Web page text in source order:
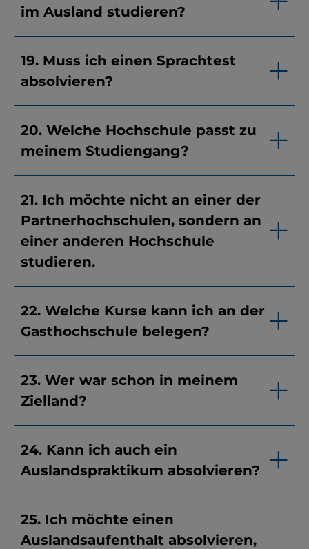
im Ausland studieren?
19. Muss ich einen Sprachtest
absolvieren?
20. Welche Hochschule passt zu
meinem Studiengang?
21. Ich möchte nicht an einer der
Partnerhochschulen, sondern an
einer anderen Hochschule
studieren.
22. Welche Kurse kann ich an der
Gasthochschule belegen?
23. Wer war schon in meinem
Zielland?
24. Kann ich auch ein
Auslandspraktikum absolvieren?
25. Ich möchte einen
Auslandsaufenthalt absolvieren,